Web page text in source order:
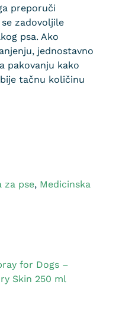
preporuči
zadovoljile
psa. Ako
jednostavno
pakovanju kako
tačnu količinu
za pse, Medicinska